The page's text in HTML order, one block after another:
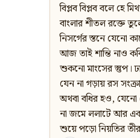
বিপ্লব বিপ্লব বলে হে
বাংলার শীতল রক্তে
নিসর্গের স্তনে যেনো
আজ তাই শান্তি নাও
শুকনো মাংসের স্তুপ।
যেন না গড়ায় রস
অথবা বধির হও, যেনো
না জমে ললাটে আর
শুয়ে পড়ো নিয়তির